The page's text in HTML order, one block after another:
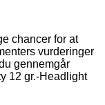
chancer for at
vurderinger
gennemgår
12 gr.-Headlight